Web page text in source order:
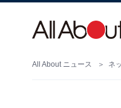
All About ニュース ネ